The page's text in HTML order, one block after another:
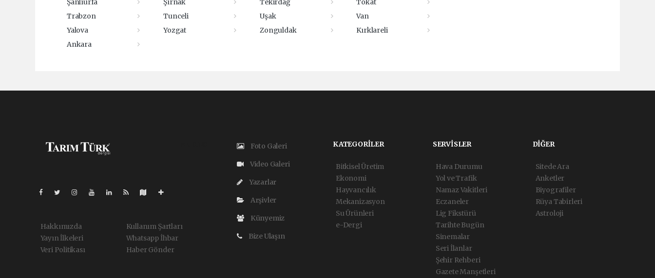
Şanlıurfa
Şırnak Tekirdağ
Tokat
Trabzon
Tunceli Uşak
Van
Yalova
Yozgat Zonguldak
Kırklareli
Ankara
Hakkımızda
Yayın İlkeleri
Veri Politikası
Kullanım Şartları
Whatsapp İhbar
Haber Gönder
Foto Galeri
Video Galeri
Yazarlar
Arşivler
Künyemiz
Bize Ulaşın
KATEGORİLER
Bitkisel Üretim
Ekonomi
Hayvancılık
Mekanizasyon
Su Ürünleri
e-Dergi
SERVİSLER
Hava Durumu
Yol ve Trafik
Namaz Vakitleri
Eczaneler
Lig Fikstürü
Tarihte Bugün
Sinemalar
Seri İlanlar
Şehir Rehberi
Gazete Manşetleri
DİĞER
Sitede Ara
Anketler
Biyografiler
Rüya Tabirleri
Astroloji